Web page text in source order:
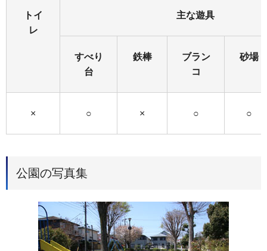
トイ
レ
主な遊具
すべり
台
鉄棒
ブラン
コ
砂場
× ○ × ○ ○
公園の写真集